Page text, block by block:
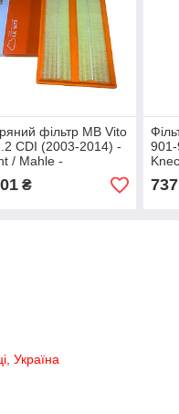
фільтр MB Vito
CDI (2003-2014) -
/ Mahle -
- LX 1573
₴
Україна